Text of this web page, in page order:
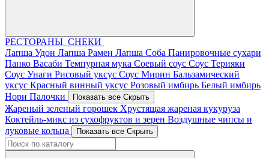
РЕСТОРАНЫ СНЕКИ
Лапша Удон Лапша Рамен Лапша Соба Панировочные сухари
Панко Васаби Темпурная мука Соевый соус Соус Терияки
Соус Унаги Рисовый уксус Соус Мирин Бальзамический
уксус Красный винный уксус Розовый имбирь Белый имбирь
Нори Палочки Показать все Скрыть
Жареный зеленый горошек Хрустящая жареная кукуруза
Коктейль-микс из сухофруктов и зерен Воздушные чипсы и
луковые кольца
Показать все Скрыть